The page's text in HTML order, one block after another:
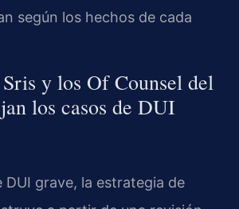
según los hechos de cada
y los Of Counsel del
los casos de DUI
DUI grave, la estrategia de